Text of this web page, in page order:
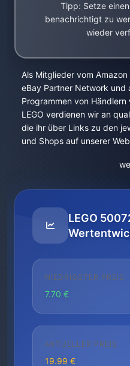
Tipp: Setze
benachrichtigt zu
wieder
Als Mitglieder vom
eBay Partner Network und
Programmen von Händlern
LEGO verdienen wir an
die ihr über Links zu den
und Shops auf unserer
LEGO
NIEDRIGSTER PREIS
7.70 €
AKTUELLER PREIS
19.99 €